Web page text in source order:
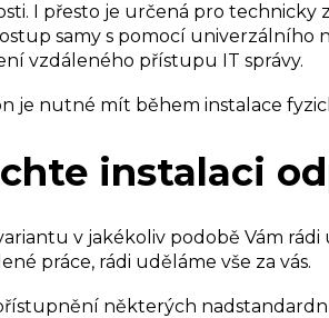
I přesto je určená pro technicky
samy s pomocí univerzálního
vzdáleného přístupu IT správy.
je nutné mít během instalace
instalaci
v jakékoliv podobě Vám
práce, rádi uděláme vše za vás.
některých